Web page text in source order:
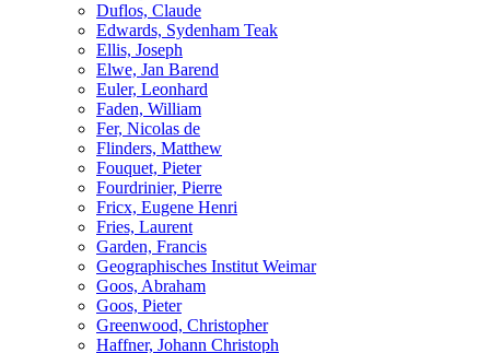
Duflos, Claude
Edwards, Sydenham Teak
Ellis, Joseph
Elwe, Jan Barend
Euler, Leonhard
Faden, William
Fer, Nicolas de
Flinders, Matthew
Fouquet, Pieter
Fourdrinier, Pierre
Fricx, Eugene Henri
Fries, Laurent
Garden, Francis
Geographisches Institut Weimar
Goos, Abraham
Goos, Pieter
Greenwood, Christopher
Haffner, Johann Christoph